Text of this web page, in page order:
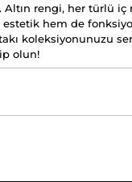
Altın rengi, her türlü iç
hem de
koleksiyonunuzu
olun!